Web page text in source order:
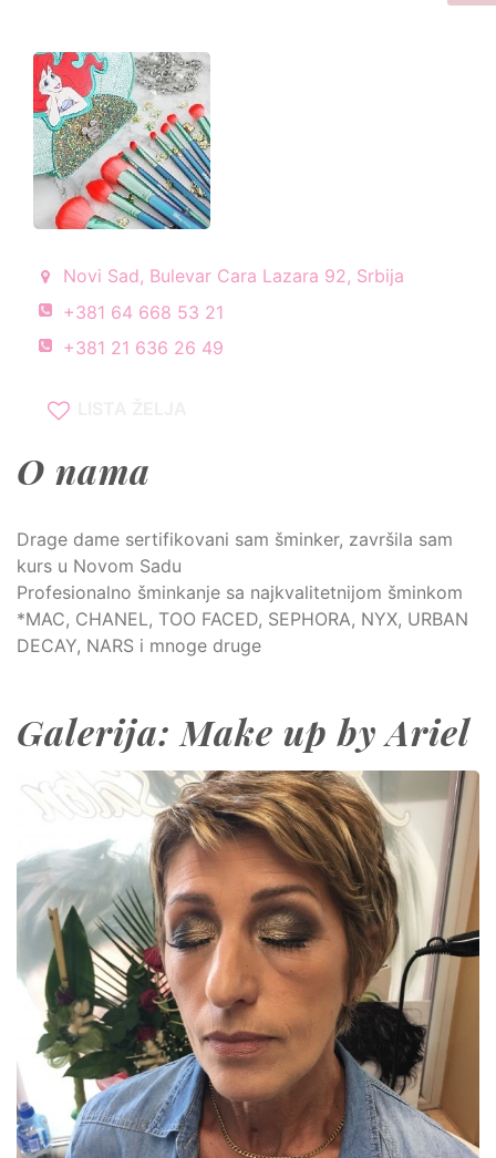
Novi Sad, Bulevar Cara Lazara 92, Srbija
+381 64 668 53 21
+381 21 636 26 49
O nama
Drage dame sertifikovani sam šminker, završila sam
kurs u Novom Sadu
Profesionalno šminkanje sa najkvalitetnijom šminkom
*MAC, CHANEL, TOO FACED, SEPHORA, NYX, URBAN
DECAY, NARS i mnoge druge
Galerija: Make up by Ariel